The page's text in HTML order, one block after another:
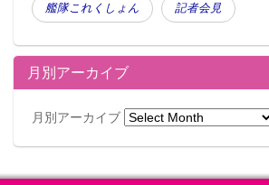
艦隊これくしょん 記者会見
月別アーカイブ
月別アーカイブ